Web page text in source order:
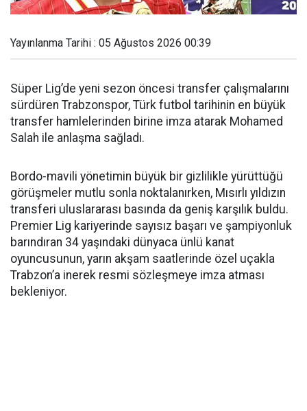
Yayınlanma Tarihi : 05 Ağustos 2026 00:39
Süper Lig’de yeni sezon öncesi transfer çalışmalarını
sürdüren Trabzonspor, Türk futbol tarihinin en büyük
transfer hamlelerinden birine imza atarak Mohamed
Salah ile anlaşma sağladı.
Bordo-mavili yönetimin büyük bir gizlilikle yürüttüğü
görüşmeler mutlu sonla noktalanırken, Mısırlı yıldızın
transferi uluslararası basında da geniş karşılık buldu.
Premier Lig kariyerinde sayısız başarı ve şampiyonluk
barındıran 34 yaşındaki dünyaca ünlü kanat
oyuncusunun, yarın akşam saatlerinde özel uçakla
Trabzon’a inerek resmi sözleşmeye imza atması
bekleniyor.